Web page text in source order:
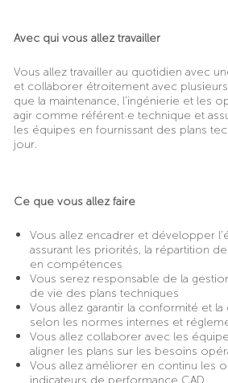
Avec qui vous allez travailler
Vous allez travailler au quotidien avec
et collaborer étroitement avec
que la maintenance, l’ingénierie et les
agir comme référent·e technique et
les équipes en fournissant des plans
jour.
Ce que vous allez faire
Vous allez encadrer et développer
assurant les priorités, la répartition
en compétences
Vous serez responsable de la
de vie des plans techniques
Vous allez garantir la conformité et la
selon les normes internes et
Vous allez collaborer avec les
aligner les plans sur les besoins
Vous allez améliorer en continu les
indicateurs de performance CAD